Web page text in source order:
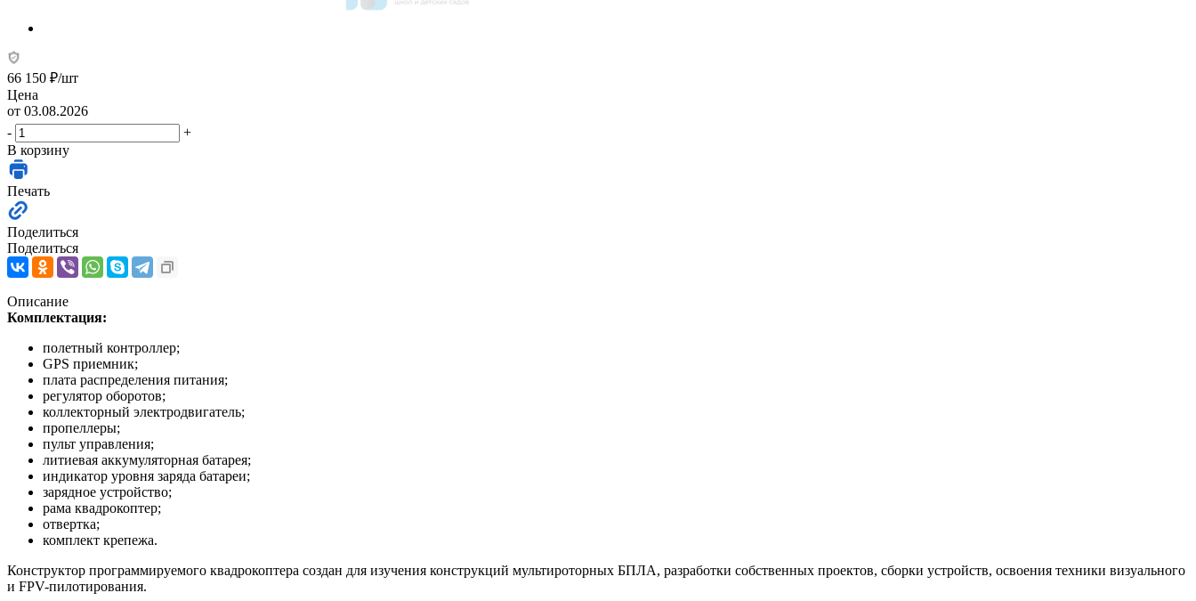
66 150 ₽/шт
Цена
от 03.08.2026
-
+
В корзину
Печать
Поделиться
Поделиться
Описание
Комплектация:
полетный контроллер;
GPS приемник;
плата распределения питания;
регулятор оборотов;
коллекторный электродвигатель;
пропеллеры;
пульт управления;
литиевая аккумуляторная батарея;
индикатор уровня заряда батареи;
зарядное устройство;
рама квадрокоптер;
отвертка;
комплект крепежа.
Конструктор программируемого квадрокоптера создан для изучения конструкций мультироторных БПЛА, разработки собственных проектов, сборки устройств, освоения техники визуального
и FPV-пилотирования.